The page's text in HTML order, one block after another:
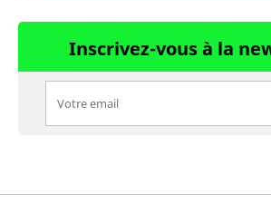
Inscrivez-vous à la